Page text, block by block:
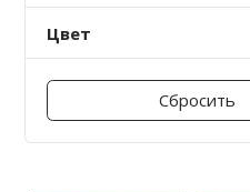
Цвет
Сбросить